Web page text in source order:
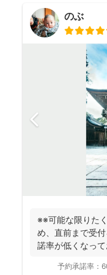
のぶ
※※可能な限りた
め、直前まで受
諾率が低くなっ
予約承諾率：